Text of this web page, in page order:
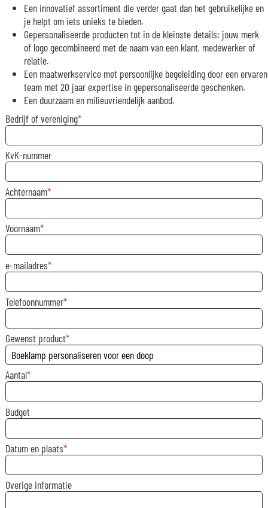
Een innovatief assortiment die verder gaat dan het gebruikelijke en
je helpt om iets unieks te bieden.
Gepersonaliseerde producten tot in de kleinste details: jouw merk
of logo gecombineerd met de naam van een klant, medewerker of
relatie.
Een maatwerkservice met persoonlijke begeleiding door een ervaren
team met 20 jaar expertise in gepersonaliseerde geschenken.
Een duurzaam en milieuvriendelijk aanbod.
Bedrijf of vereniging
KvK-nummer
Achternaam
Voornaam
e-mailadres
Telefoonnummer
Gewenst product
Aantal
Budget
Datum en plaats
Overige informatie